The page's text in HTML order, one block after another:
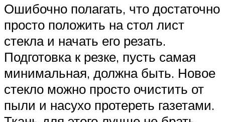
Ошибочно полагать, что достаточно
просто положить на стол лист
стекла и начать его резать.
Подготовка к резке, пусть самая
минимальная, должна быть. Новое
стекло можно просто очистить от
пыли и насухо протереть газетами.